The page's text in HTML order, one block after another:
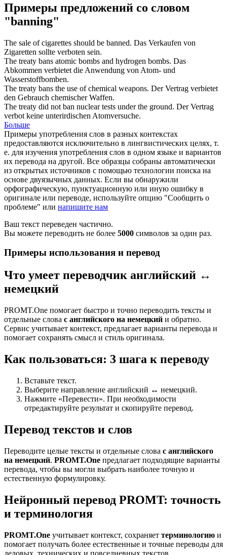
Примеры предложений со словом
"banning"
The sale of cigarettes should be banned. Das Verkaufen von
Zigaretten sollte verboten sein.
The treaty bans atomic bombs and hydrogen bombs. Das
Abkommen verbietet die Anwendung von Atom- und
Wasserstoffbomben.
The treaty bans the use of chemical weapons. Der Vertrag verbietet
den Gebrauch chemischer Waffen.
The treaty did not ban nuclear tests under the ground. Der Vertrag
verbot keine unterirdischen Atomversuche.
Больше
Примеры употребления слов в разных контекстах
предоставляются исключительно в лингвистических целях, т.
е. для изучения употребления слов в одном языке и вариантов
их перевода на другой. Все образцы собраны автоматически
из открытых источников с помощью технологии поиска на
основе двуязычных данных. Если вы обнаружили
орфографическую, пунктуационную или иную ошибку в
оригинале или переводе, используйте опцию "Сообщить о
проблеме" или напишите нам
Ваш текст переведен частично.
Вы можете переводить не более 5000 символов за один раз.
Примеры использования и перевод
Что умеет переводчик английский ↔
немецкий
PROMT.One помогает быстро и точно переводить тексты и
отдельные слова с английского на немецкий и обратно.
Сервис учитывает контекст, предлагает варианты перевода и
помогает сохранять смысл и стиль оригинала.
Как пользоваться: 3 шага к переводу
Вставьте текст.
Выберите направление английский ↔ немецкий.
Нажмите «Перевести». При необходимости
отредактируйте результат и скопируйте перевод.
Перевод текстов и слов
Переводите целые тексты и отдельные слова с английского
на немецкий. PROMT.One предлагает подходящие варианты
перевода, чтобы вы могли выбрать наиболее точную и
естественную формулировку.
Нейронный перевод PROMT: точность
и терминология
PROMT.One учитывает контекст, сохраняет терминологию и
помогает получать более естественные и точные переводы для
деловых, технических и повседневных текстов..